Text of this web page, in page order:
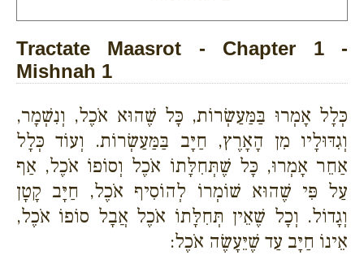
Tractate Maasrot - Chapter 1 -
Mishnah 1
כְּלָל אָמְרוּ בַּמַּעַשְׂרוֹת, כָּל שֶׁהוּא אֹכֶל, וְנִשְׁמָר,
וְגִדּוּלָיו מִן הָאָרֶץ, חַיָּב בַּמַּעַשְׂרוֹת. וְעוֹד כְּלָל
אַחֵר אָמְרוּ, כָּל שֶׁתְּחִלָּתוֹ אֹכֶל וְסוֹפוֹ אֹכֶל, אַף
עַל פִּי שֶׁהוּא שׁוֹמְרוֹ לְהוֹסִיף אֹכֶל, חַיָּב קָטָן
וְגָדוֹל. וְכָל שֶׁאֵין תְּחִלָּתוֹ אֹכֶל אֲבָל סוֹפוֹ אֹכֶל,
אֵינוֹ חַיָּב עַד שֶׁיֵּעָשֶׂה אֹכֶל: